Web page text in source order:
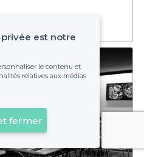
la carte
est notre
le contenu et
relatives aux médias
fermer